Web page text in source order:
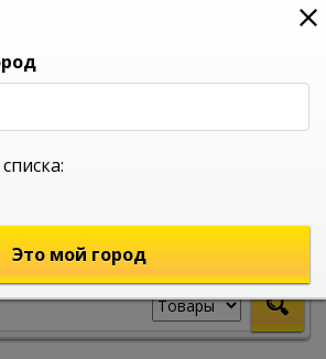
0
МАГАЗИН
Это мой город